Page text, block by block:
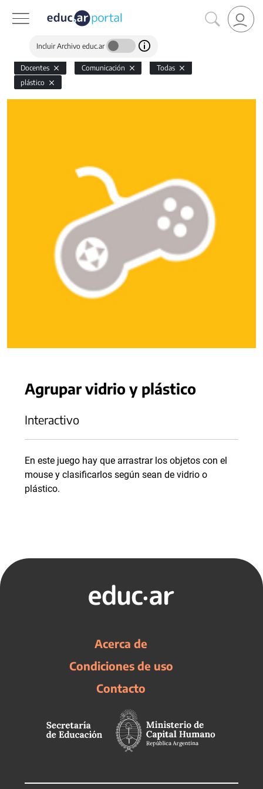
Incluir Archivo educ.ar
Docentes Comunicación
Todas
plástico
Agrupar vidrio y plástico
Interactivo
En este juego hay que arrastrar los objetos con el
mouse y clasificarlos según sean de vidrio o
plástico.
Acerca de
Condiciones de uso
Contacto